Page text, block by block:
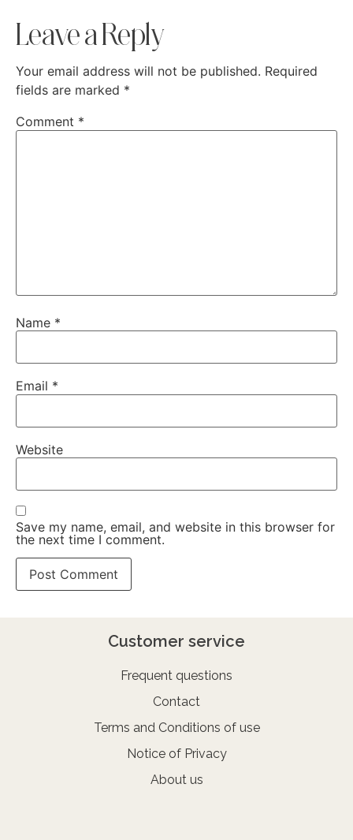
Leave a Reply
Your email address will not be published. Required
fields are marked *
Comment *
Name *
Email *
Website
Save my name, email, and website in this browser for
the next time I comment.
Customer service
Frequent questions
Contact
Terms and Conditions of use
Notice of Privacy
About us